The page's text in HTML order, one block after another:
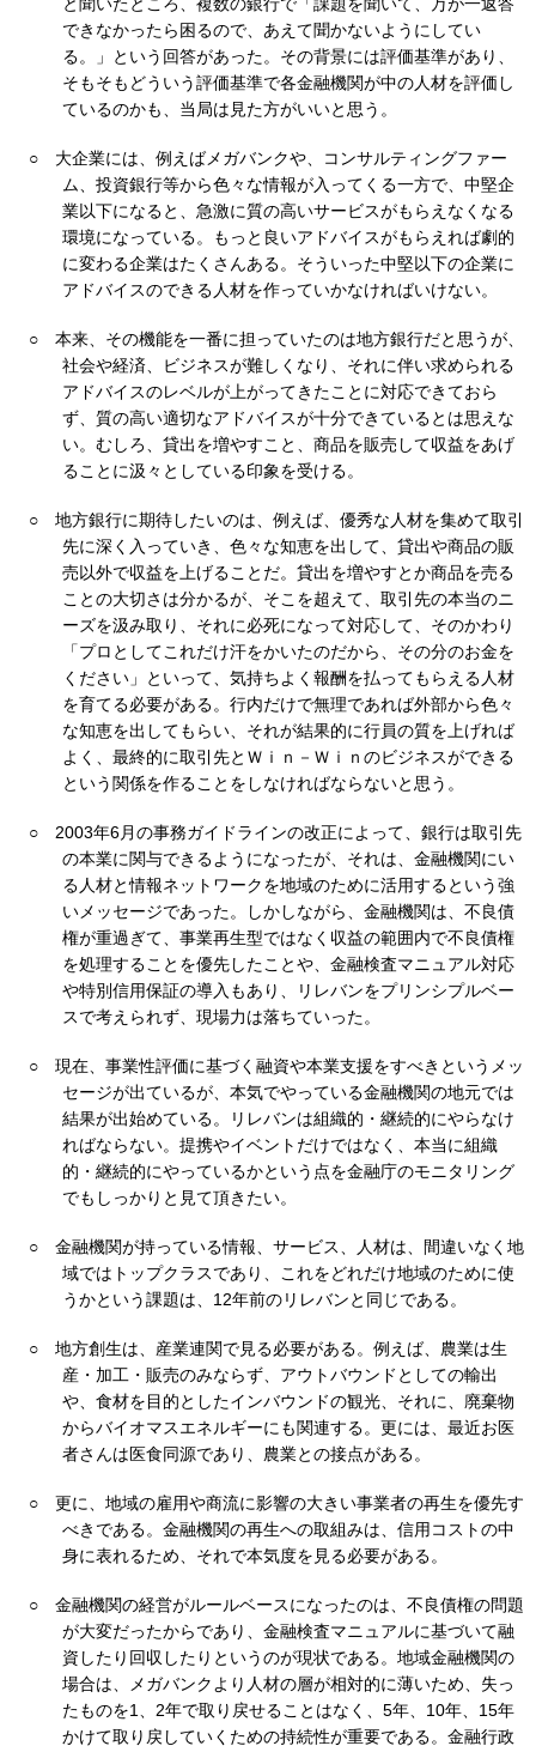
と聞いたところ、複数の銀行で「課題を聞いて、万が一返答
できなかったら困るので、あえて聞かないようにしてい
る。」という回答があった。その背景には評価基準があり、
そもそもどういう評価基準で各金融機関が中の人材を評価し
ているのかも、当局は見た方がいいと思う。
○
大企業には、例えばメガバンクや、コンサルティングファー
ム、投資銀行等から色々な情報が入ってくる一方で、中堅企
業以下になると、急激に質の高いサービスがもらえなくなる
環境になっている。もっと良いアドバイスがもらえれば劇的
に変わる企業はたくさんある。そういった中堅以下の企業に
アドバイスのできる人材を作っていかなければいけない。
○
本来、その機能を一番に担っていたのは地方銀行だと思うが、
社会や経済、ビジネスが難しくなり、それに伴い求められる
アドバイスのレベルが上がってきたことに対応できておら
ず、質の高い適切なアドバイスが十分できているとは思えな
い。むしろ、貸出を増やすこと、商品を販売して収益をあげ
ることに汲々としている印象を受ける。
○
地方銀行に期待したいのは、例えば、優秀な人材を集めて取引
先に深く入っていき、色々な知恵を出して、貸出や商品の販
売以外で収益を上げることだ。貸出を増やすとか商品を売る
ことの大切さは分かるが、そこを超えて、取引先の本当のニ
ーズを汲み取り、それに必死になって対応して、そのかわり
「プロとしてこれだけ汗をかいたのだから、その分のお金を
ください」といって、気持ちよく報酬を払ってもらえる人材
を育てる必要がある。行内だけで無理であれば外部から色々
な知恵を出してもらい、それが結果的に行員の質を上げれば
よく、最終的に取引先とＷｉｎ－Ｗｉｎのビジネスができる
という関係を作ることをしなければならないと思う。
○
2003年6月の事務ガイドラインの改正によって、銀行は取引先
の本業に関与できるようになったが、それは、金融機関にい
る人材と情報ネットワークを地域のために活用するという強
いメッセージであった。しかしながら、金融機関は、不良債
権が重過ぎて、事業再生型ではなく収益の範囲内で不良債権
を処理することを優先したことや、金融検査マニュアル対応
や特別信用保証の導入もあり、リレバンをプリンシプルベー
スで考えられず、現場力は落ちていった。
○
現在、事業性評価に基づく融資や本業支援をすべきというメッ
セージが出ているが、本気でやっている金融機関の地元では
結果が出始めている。リレバンは組織的・継続的にやらなけ
ればならない。提携やイベントだけではなく、本当に組織
的・継続的にやっているかという点を金融庁のモニタリング
でもしっかりと見て頂きたい。
○
金融機関が持っている情報、サービス、人材は、間違いなく地
域ではトップクラスであり、これをどれだけ地域のために使
うかという課題は、12年前のリレバンと同じである。
○
地方創生は、産業連関で見る必要がある。例えば、農業は生
産・加工・販売のみならず、アウトバウンドとしての輸出
や、食材を目的としたインバウンドの観光、それに、廃棄物
からバイオマスエネルギーにも関連する。更には、最近お医
者さんは医食同源であり、農業との接点がある。
○
更に、地域の雇用や商流に影響の大きい事業者の再生を優先す
べきである。金融機関の再生への取組みは、信用コストの中
身に表れるため、それで本気度を見る必要がある。
○
金融機関の経営がルールベースになったのは、不良債権の問題
が大変だったからであり、金融検査マニュアルに基づいて融
資したり回収したりというのが現状である。地域金融機関の
場合は、メガバンクより人材の層が相対的に薄いため、失っ
たものを1、2年で取り戻せることはなく、5年、10年、15年
かけて取り戻していくための持続性が重要である。金融行政